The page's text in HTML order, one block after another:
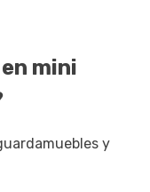
mini
y